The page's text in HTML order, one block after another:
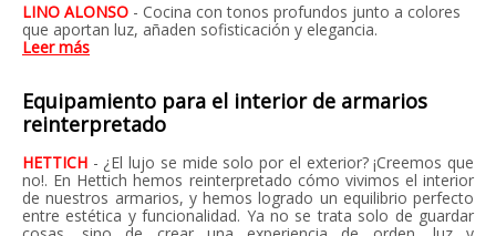
LINO ALONSO - Cocina con tonos profundos junto a colores
que aportan luz, añaden sofisticación y elegancia.
Leer más
Equipamiento para el interior de armarios
reinterpretado
HETTICH - ¿El lujo se mide solo por el exterior? ¡Creemos que
no!. En Hettich hemos reinterpretado cómo vivimos el interior
de nuestros armarios, y hemos logrado un equilibrio perfecto
entre estética y funcionalidad. Ya no se trata solo de guardar